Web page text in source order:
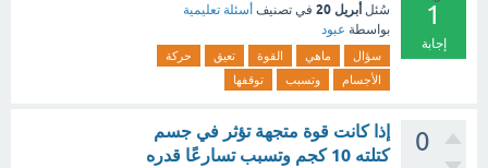
1
إجابة
سُئل أبريل 20 في تصنيف أسئلة تعليمية
بواسطة عبود
سؤال ماهي القوة تعيق
حركة
الأجسام
وتسبب توقفها
0
إذا كانت قوة متجهة تؤثر في جسم
كتلته 10 كجم وتسبب تسارعًا قدره